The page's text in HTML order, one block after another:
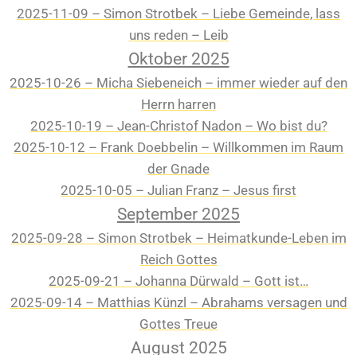
2025-11-09 – Simon Strotbek – Liebe Gemeinde, lass
uns reden – Leib
Oktober 2025
2025-10-26 – Micha Siebeneich – immer wieder auf den
Herrn harren
2025-10-19 – Jean-Christof Nadon – Wo bist du?
2025-10-12 – Frank Doebbelin – Willkommen im Raum
der Gnade
2025-10-05 – Julian Franz – Jesus first
September 2025
2025-09-28 – Simon Strotbek – Heimatkunde-Leben im
Reich Gottes
2025-09-21 – Johanna Dürwald – Gott ist…
2025-09-14 – Matthias Künzl – Abrahams versagen und
Gottes Treue
August 2025